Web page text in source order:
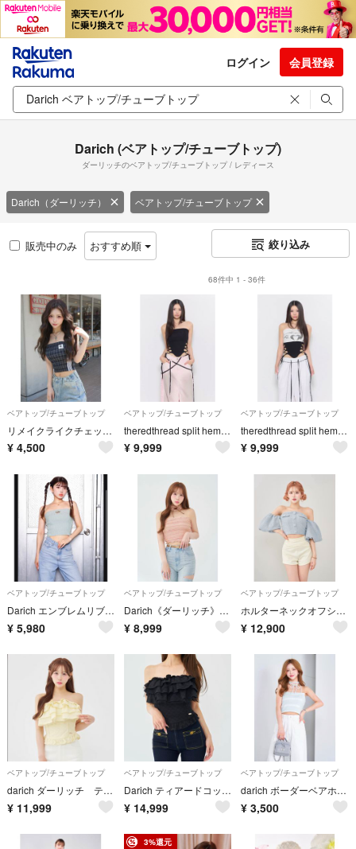
ログイン 会員登録
Darich (ベアトップ/チューブトップ)
ダーリッチのベアトップ/チューブトップ / レディース
Darich（ダーリッチ） ベアトップ/チューブトップ
販売中のみ おすすめ順 絞り込み
68件中 1 - 36件
ベアトップ/チューブトップ
リメイクライクチェックベアトップ
¥ 4,500
ベアトップ/チューブトップ
theredthread split hem lace up bare 1
¥ 9,999
ベアトップ/チューブトップ
theredthread split hem lace up bare 2
¥ 9,999
ベアトップ/チューブトップ
Darich エンブレムリブニットベアトップ
¥ 5,980
ベアトップ/チューブトップ
Darich《ダーリッチ》チョーカーリボンシャーリングベアトップ PNK
¥ 8,999
ベアトップ/チューブトップ
ホルターネックオフショルツイードトップス
¥ 12,900
ベアトップ/チューブトップ
darich ダーリッチ ティアードコットンレースベアトップス
¥ 11,999
ベアトップ/チューブトップ
Darich ティアードコットンレースベアトップス
¥ 14,999
ベアトップ/チューブトップ
darich ボーダーベアホルターニットトップス
¥ 3,500
3%還元